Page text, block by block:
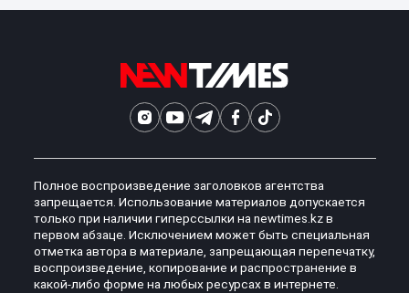
Полное воспроизведение заголовков агентства
запрещается. Использование материалов допускается
только при наличии гиперссылки на newtimes.kz в
первом абзаце. Исключением может быть специальная
отметка автора в материале, запрещающая перепечатку,
воспроизведение, копирование и распространение в
какой-либо форме на любых ресурсах в интернете.